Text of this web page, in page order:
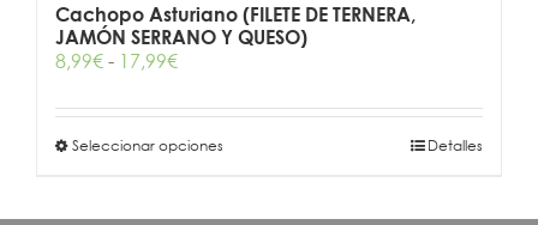
Cachopo Asturiano (FILETE DE TERNERA,
JAMÓN SERRANO Y QUESO)
8,99€- 17,99€Rango
precios:
desde
8,99€
Seleccionar opciones Detalles